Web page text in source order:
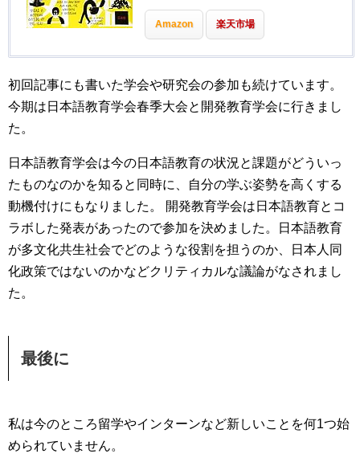
Amazon 楽天市場
初回記事にも書いた学会や研究会の参加も続けています。
今期は日本語教育学会春季大会と開発教育学会に行きまし
た。
日本語教育学会は今の日本語教育の状況と課題がどういっ
たものなのかを知ると同時に、自分の学ぶ姿勢を高くする
動機付けにもなりました。 開発教育学会は日本語教育とコ
ラボした発表があったので参加を決めました。日本語教育
が多文化共生社会でどのような役割を担うのか、日本人同
化政策ではないのかなどクリティカルな議論がなされまし
た。
最後に
私は今のところ留学やインターンなど新しいことを何1つ始
められていません。